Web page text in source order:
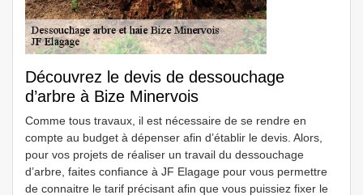
Découvrez le devis de dessouchage
d’arbre à Bize Minervois
Comme tous travaux, il est nécessaire de se rendre en
compte au budget à dépenser afin d’établir le devis. Alors,
pour vos projets de réaliser un travail du dessouchage
d’arbre, faites confiance à JF Elagage pour vous permettre
de connaitre le tarif précisant afin que vous puissiez fixer le